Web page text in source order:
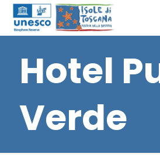
Hotel
Verde